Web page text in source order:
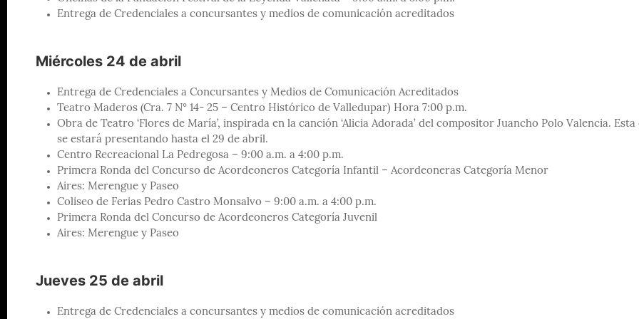
Entrega de Credenciales a concursantes y medios de comunicación acreditados
Miércoles 24 de abril
Entrega de Credenciales a Concursantes y Medios de Comunicación Acreditados
Teatro Maderos (Cra. 7 N° 14- 25 – Centro Histórico de Valledupar) Hora 7:00 p.m.
Obra de Teatro ‘Flores de María’, inspirada en la canción ‘Alicia Adorada’ del compositor Juancho Polo Valencia.
se estará presentando hasta el 29 de abril.
Centro Recreacional La Pedregosa – 9:00 a.m. a 4:00 p.m.
Primera Ronda del Concurso de Acordeoneros Categoría Infantil – Acordeoneras Categoría Menor
Aires: Merengue y Paseo
Coliseo de Ferias Pedro Castro Monsalvo – 9:00 a.m. a 4:00 p.m.
Primera Ronda del Concurso de Acordeoneros Categoría Juvenil
Aires: Merengue y Paseo
Jueves 25 de abril
Entrega de Credenciales a concursantes y medios de comunicación acreditados